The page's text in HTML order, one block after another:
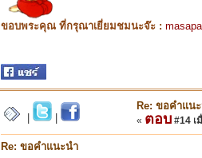
ขอบพระคุณ ที่กรุณาเยี่ยมชมนะจ๊ะ :
Re: ขอคำแน
« ตอบ #14 เ
Re: ขอคำแนะนำ